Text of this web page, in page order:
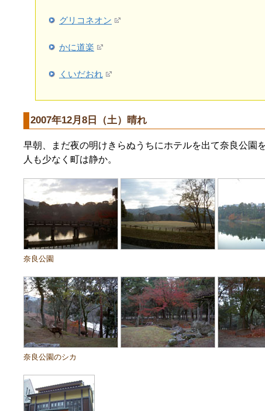
グリコネオン
かに道楽
くいだおれ
2007年12月8日（土）晴れ
早朝、まだ夜の明けきらぬうちにホテルを出て奈良公園
人も少なく町は静か。
奈良公園
奈良公園のシカ